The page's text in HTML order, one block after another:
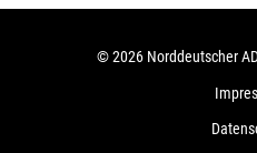
© 2026 Norddeutscher